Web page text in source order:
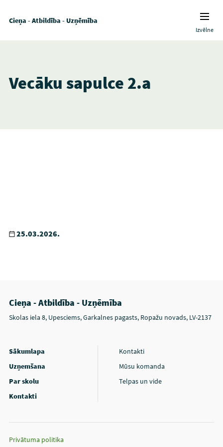
Cieņa - Atbildība - Uzņēmība
Izvēlne
Vecāku sapulce 2.a
25.03.2026.
Cieņa - Atbildība - Uzņēmība
Skolas iela 8, Upesciems, Garkalnes pagasts, Ropažu novads, LV-2137
Sākumlapa
Uzņemšana
Par skolu
Kontakti
Kontakti
Mūsu komanda
Telpas un vide
Privātuma politika